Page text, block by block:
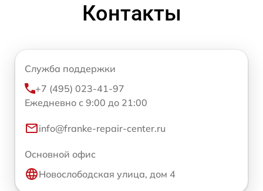
Контакты
Служба поддержки
+7 (495) 023-41-97
Ежедневно с 9:00 до 21:00
info@franke-repair-center.ru
Основной офис
Новослободская улица, дом 4